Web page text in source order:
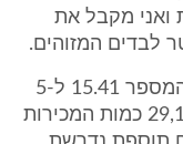
מזוהות ואני מקבל את
שלב הבא אני לוקח את ההפרש בין המספר 15.41 ל-5
ש"ח שהינו 10.41 - וכופל אותו ב-29,100 כמות המכירות